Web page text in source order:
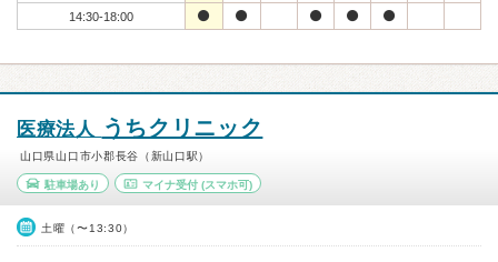
14:30-18:00
医療法人 うちクリニック
山口県山口市小郡長谷（新山口駅）
駐車場あり マイナ受付(スマホ可)
土曜（〜13:30）